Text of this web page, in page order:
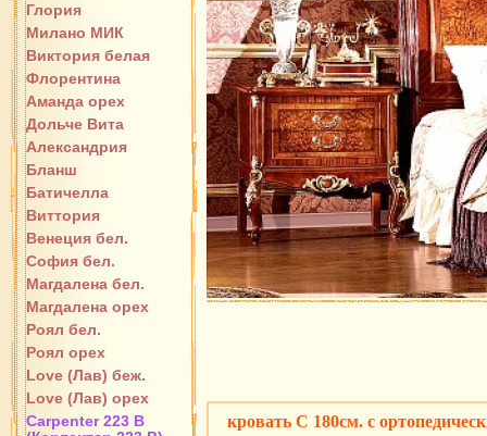
Глория
Милано МИК
Виктория белая
Флорентина
Аманда орех
Дольче Вита
Александрия
Бланш
Батичелла
Виттория
Венеция бел.
София бел.
Магдалена бел.
Магдалена орех
Роял бел.
Роял орех
Love (Лав) беж.
Love (Лав) орех
Carpenter 223 В
кровать C 180см. с